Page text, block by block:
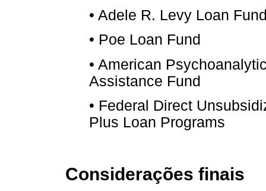
• Adele R. Levy Loan
• Poe Loan Fund
• American
Assistance Fund
• Federal Direct
Plus Loan Programs
Considerações finais